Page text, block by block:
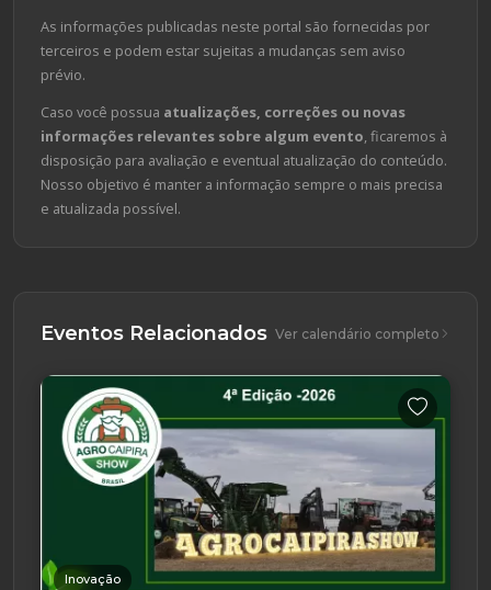
As informações publicadas neste portal são fornecidas por
terceiros e podem estar sujeitas a mudanças sem aviso
prévio.
Caso você possua atualizações, correções ou novas
informações relevantes sobre algum evento, ficaremos à
disposição para avaliação e eventual atualização do conteúdo.
Nosso objetivo é manter a informação sempre o mais precisa
e atualizada possível.
Eventos Relacionados Ver calendário completo
Inovação